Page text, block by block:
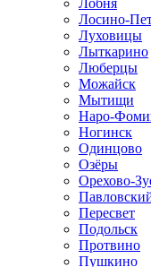
Лобня
Лосино-
Луховицы
Лыткарино
Люберцы
Можайск
Мытищи
Наро-
Ногинск
Одинцово
Озёры
Орехово-
Пересвет
Подольск
Протвино
Пушкино